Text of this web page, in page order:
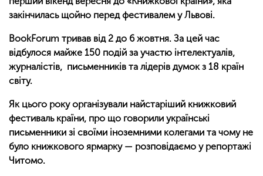
закінчилась щойно перед фестивалем у Львові.
BookForum тривав від 2 до 6 жовтня. За цей час
відбулося майже 150 подій за участю інтелектуалів,
журналістів, письменників та лідерів думок з 18 країн
світу.
Як цього року організували найстаріший книжковий
фестиваль країни, про що говорили українські
письменники зі своїми іноземними колегами та чому не
було книжкового ярмарку — розповідаємо у репортажі
Читомо.